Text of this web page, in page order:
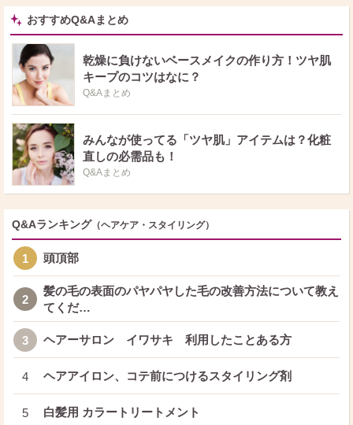
おすすめQ&Aまとめ
乾燥に負けないベースメイクの作り方！ツヤ肌
キープのコツはなに？
Q&Aまとめ
みんなが使ってる「ツヤ肌」アイテムは？化粧
直しの必需品も！
Q&Aまとめ
Q&Aランキング （ヘアケア・スタイリング）
1 頭頂部
2
髪の毛の表面のパヤパヤした毛の改善方法について教え
てくだ…
3 ヘアーサロン イワサキ 利用したことある方
4 ヘアアイロン、コテ前につけるスタイリング剤
5 白髪用 カラートリートメント